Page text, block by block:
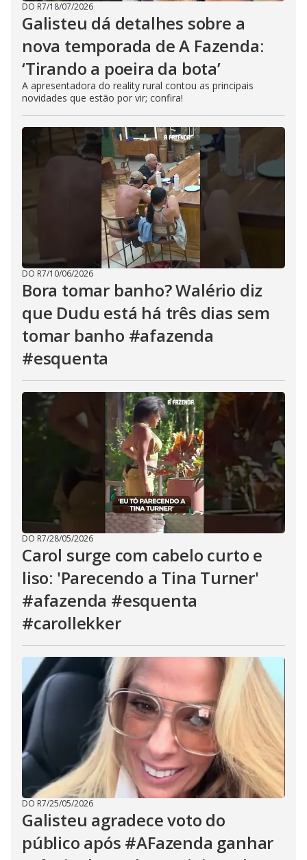
DO R7/18/07/2026
Galisteu dá detalhes sobre a
nova temporada de A Fazenda:
‘Tirando a poeira da bota’
A apresentadora do reality rural contou as principais
novidades que estão por vir; confira!
DO R7/10/06/2026
Bora tomar banho? Walério diz
que Dudu está há três dias sem
tomar banho #afazenda
#esquenta
DO R7/28/05/2026
Carol surge com cabelo curto e
liso: 'Parecendo a Tina Turner'
#afazenda #esquenta
#carollekker
DO R7/25/05/2026
Galisteu agradece voto do
público após #AFazenda ganhar